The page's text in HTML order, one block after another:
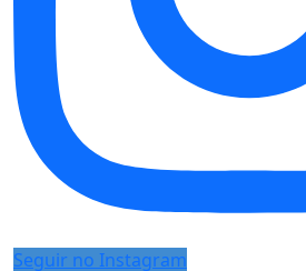
Seguir no Instagram